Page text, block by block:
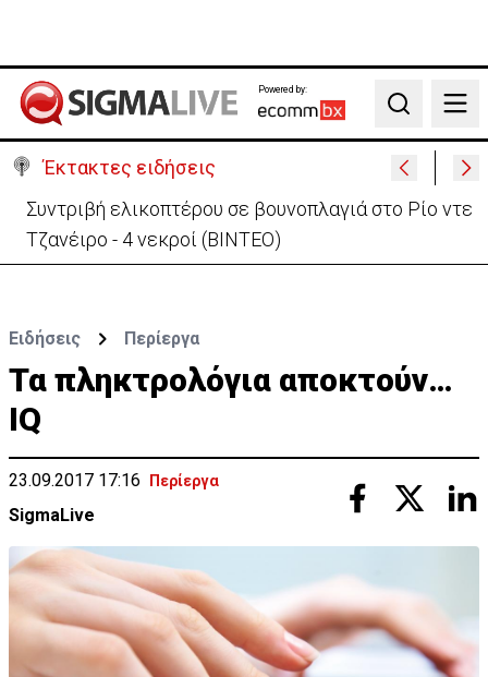
Powered by:
Search
Έκτακτες ειδήσεις
Συντριβή ελικοπτέρου σε βουνοπλαγιά στο Ρίο ντε
Τζανέιρο - 4 νεκροί (BINTEO)
Ειδήσεις Περίεργα
Τα πληκτρολόγια αποκτούν…
ΙQ
23.09.2017 17:16 Περίεργα
SigmaLive